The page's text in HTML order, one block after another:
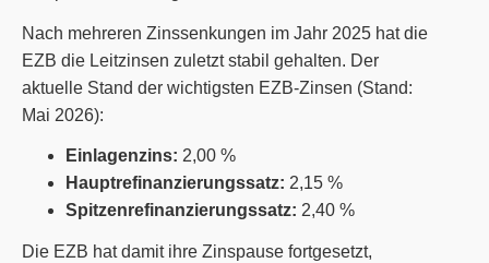
Nach mehreren Zinssenkungen im Jahr 2025 hat die
EZB die Leitzinsen zuletzt stabil gehalten. Der
aktuelle Stand der wichtigsten EZB-Zinsen (Stand:
Mai 2026):
Einlagenzins: 2,00 %
Hauptrefinanzierungssatz: 2,15 %
Spitzenrefinanzierungssatz: 2,40 %
Die EZB hat damit ihre Zinspause fortgesetzt,